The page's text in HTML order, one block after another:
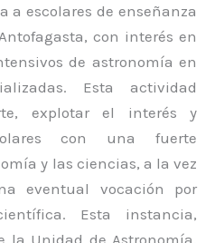
a escolares de enseñanza
con interés en
de astronomía en
Esta actividad
explotar el interés y
con una fuerte
y las ciencias, a la vez
eventual vocación por
Esta instancia,
la Unidad de Astronomía,